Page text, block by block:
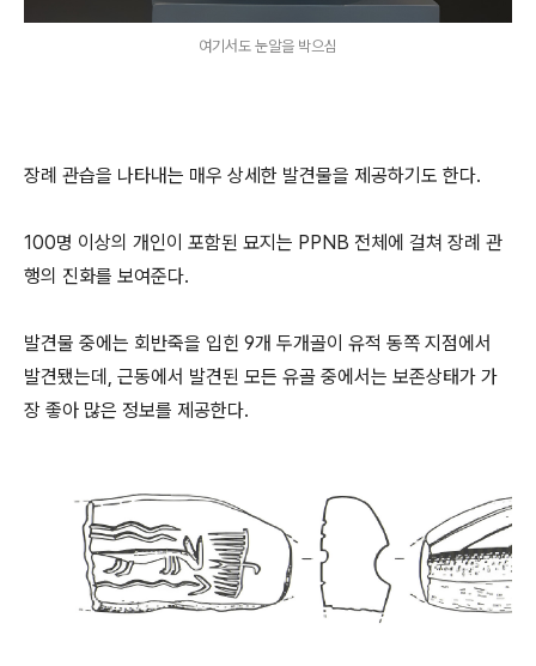
여기서도 눈알을 박으심
장례 관습을 나타내는 매우 상세한 발견물을 제공하기도 한다.
100명 이상의 개인이 포함된 묘지는 PPNB 전체에 걸쳐 장례 관
행의 진화를 보여준다.
발견물 중에는 회반죽을 입힌 9개 두개골이 유적 동쪽 지점에서
발견됐는데, 근동에서 발견된 모든 유골 중에서는 보존상태가 가
장 좋아 많은 정보를 제공한다.